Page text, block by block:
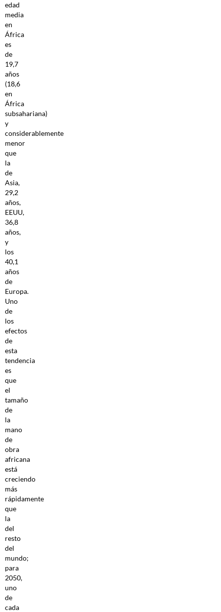
edad
media
en
África
es
de
19,7
años
(18,6
en
África
subsahariana)
y
considerablemente
menor
que
la
de
Asia,
29,2
años,
EEUU,
36,8
años,
y
los
40,1
años
de
Europa.
Uno
de
los
efectos
de
esta
tendencia
es
que
el
tamaño
de
la
mano
de
obra
africana
está
creciendo
más
rápidamente
que
la
del
resto
del
mundo;
para
2050,
uno
de
cada